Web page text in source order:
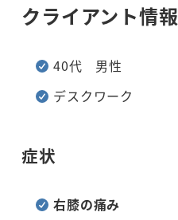
クライアント情報
40代 男性
デスクワーク
症状
右膝の痛み